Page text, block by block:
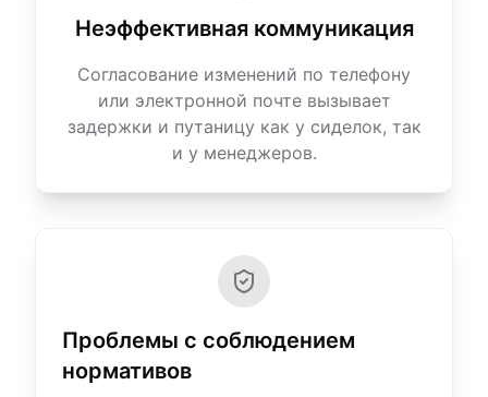
Неэффективная коммуникация
Согласование изменений по телефону
или электронной почте вызывает
задержки и путаницу как у сиделок, так
и у менеджеров.
Проблемы с соблюдением
нормативов